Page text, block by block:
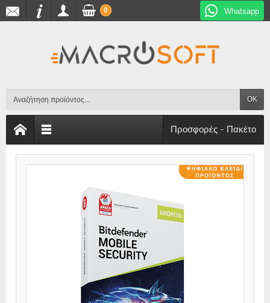
Whatsapp
OK
0
Προσφορές - Πακέτο